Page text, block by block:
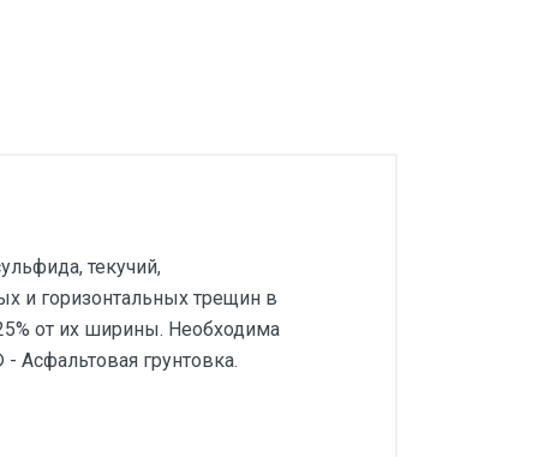
текучий,
и горизонтальных трещин в
от их ширины. Необходима
Асфальтовая грунтовка.